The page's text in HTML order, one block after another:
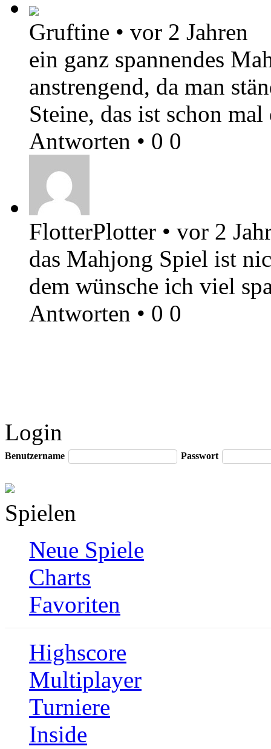
Gruftine • vor 2 Jahren
ein ganz spannendes
anstrengend, da man
Steine, das ist schon
Antworten • 0 0
FlotterPlotter • vor 2
das Mahjong Spiel ist
dem wünsche ich viel
Antworten • 0 0
Login
Benutzername Passwort
Spielen
Neue Spiele
Charts
Favoriten
Highscore
Multiplayer
Turniere
Inside